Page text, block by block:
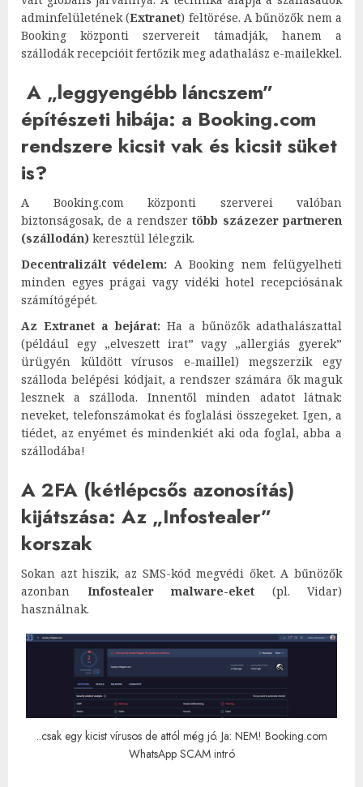
adminfelületének (Extranet) feltörése. A bűnözők nem a
Booking központi szervereit támadják, hanem a
szállodák recepcióit fertőzik meg adathalász e-mailekkel.
A „leggyengébb láncszem”
építészeti hibája: a Booking.com
rendszere kicsit vak és kicsit süket
is?
A Booking.com központi szerverei valóban
biztonságosak, de a rendszertöbb százezer partneren
(szállodán) keresztül lélegzik.
Decentralizált védelem: A Booking nem felügyelheti
minden egyes prágai vagy vidéki hotel recepciósának
számítógépét.
Az Extranet a bejárat: Ha a bűnözők adathalászattal
(például egy „elveszett irat” vagy „allergiás gyerek”
ürügyén küldött vírusos e-maillel) megszerzik egy
szálloda belépési kódjait, a rendszer számára ők maguk
lesznek a szálloda. Innentől minden adatot látnak:
neveket, telefonszámokat és foglalási összegeket. Igen, a
tiédet, az enyémet és mindenkiét aki oda foglal, abba a
szállodába!
A 2FA (kétlépcsős azonosítás)
kijátszása: Az „Infostealer”
korszak
Sokan azt hiszik, az SMS-kód megvédi őket. A bűnözők
azonban Infostealer malware-eket (pl. Vidar)
használnak.
..csak egy kicist vírusos de attól még jó. Ja: NEM! Booking.com
WhatsApp SCAM intró